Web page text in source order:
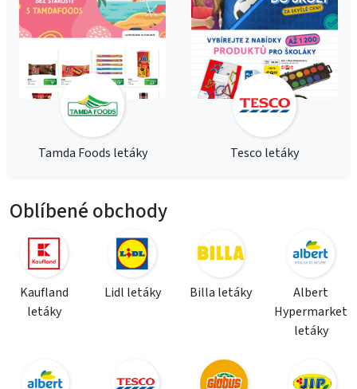
Tamda Foods letáky Tesco letáky
Oblíbené obchody
Kaufland
letáky
Lidl letáky Billa letáky
Albert
Hypermarket
letáky